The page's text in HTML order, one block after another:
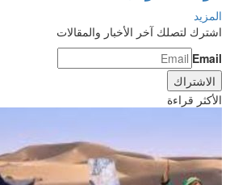
المزيد
اشترك لتصلك آخر الأخبار والمقالات
Email
الأكثر قراءة